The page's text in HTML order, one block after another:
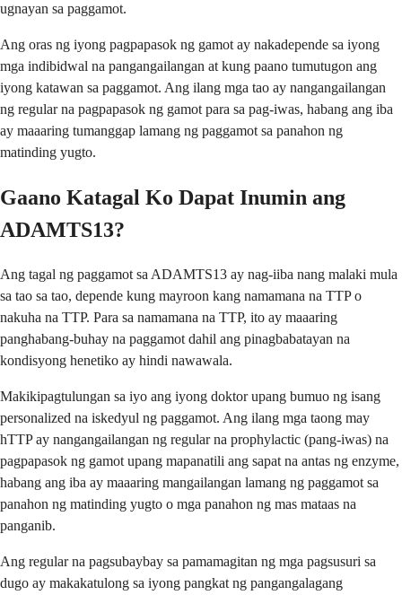
ugnayan sa paggamot.
Ang oras ng iyong pagpapasok ng gamot ay nakadepende sa iyong
mga indibidwal na pangangailangan at kung paano tumutugon ang
iyong katawan sa paggamot. Ang ilang mga tao ay nangangailangan
ng regular na pagpapasok ng gamot para sa pag-iwas, habang ang iba
ay maaaring tumanggap lamang ng paggamot sa panahon ng
matinding yugto.
Gaano Katagal Ko Dapat Inumin ang
ADAMTS13?
Ang tagal ng paggamot sa ADAMTS13 ay nag-iiba nang malaki mula
sa tao sa tao, depende kung mayroon kang namamana na TTP o
nakuha na TTP. Para sa namamana na TTP, ito ay maaaring
panghabang-buhay na paggamot dahil ang pinagbabatayan na
kondisyong henetiko ay hindi nawawala.
Makikipagtulungan sa iyo ang iyong doktor upang bumuo ng isang
personalized na iskedyul ng paggamot. Ang ilang mga taong may
hTTP ay nangangailangan ng regular na prophylactic (pang-iwas) na
pagpapasok ng gamot upang mapanatili ang sapat na antas ng enzyme,
habang ang iba ay maaaring mangailangan lamang ng paggamot sa
panahon ng matinding yugto o mga panahon ng mas mataas na
panganib.
Ang regular na pagsubaybay sa pamamagitan ng mga pagsusuri sa
dugo ay makakatulong sa iyong pangkat ng pangangalagang